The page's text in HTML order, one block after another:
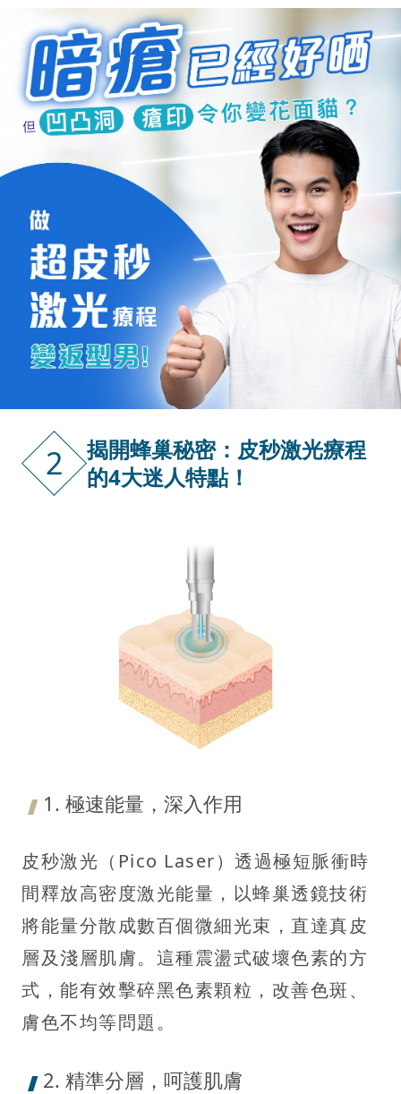
2
揭開蜂巢秘密：皮秒激光療程
的4大迷人特點！
1. 極速能量，深入作用
皮秒激光（Pico Laser）透過極短脈衝時
間釋放高密度激光能量，以蜂巢透鏡技術
將能量分散成數百個微細光束，直達真皮
層及淺層肌膚。這種震盪式破壞色素的方
式，能有效擊碎黑色素顆粒，改善色斑、
膚色不均等問題。
2. 精準分層，呵護肌膚